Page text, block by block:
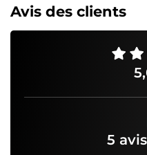
Avis des clients
5